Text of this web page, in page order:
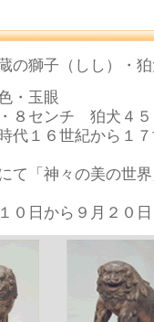
の獅子（しし）・
・玉眼
８センチ 狛犬４
代１６世紀から１
て「神々の美の世
０日から９月２０